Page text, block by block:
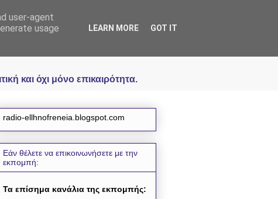
και όχι μόνο επικαιρότητα.
radio-ellhnofreneia.blogspot.com
Εάν θέλετε να επικοινωνήσετε με την
εκπομπή:
Τα επίσημα κανάλια της εκπομπής:
user-agent
usage
LEARN MORE GOT IT